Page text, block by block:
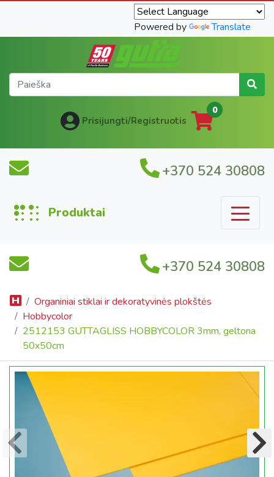
Powered by Translate
Prisijungti/Registruotis
0
+370 524 30808
Produktai
+370 524 30808
Organiniai stiklai ir dekoratyvinės plokštės
Hobbycolor
2512153 GUTTAGLISS HOBBYCOLOR 3mm, geltona
50x50cm